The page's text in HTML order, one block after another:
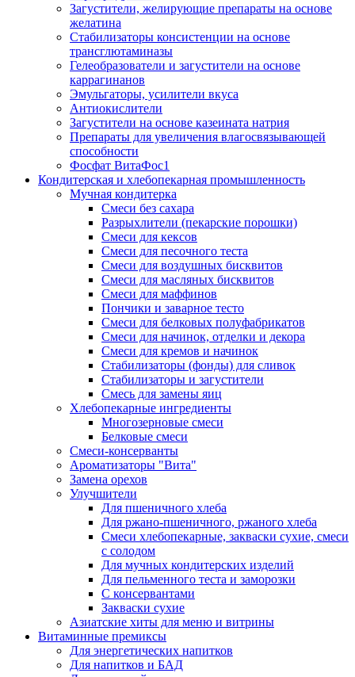
Загустители, желирующие препараты на основе
желатина
Стабилизаторы консистенции на основе
трансглютаминазы
Гелеобразователи и загустители на основе
каррагинанов
Эмульгаторы, усилители вкуса
Антиокислители
Загустители на основе казеината натрия
Препараты для увеличения влагосвязывающей
способности
Фосфат ВитаФос1
Кондитерская и хлебопекарная промышленность
Мучная кондитерка
Смеси без сахара
Разрыхлители (пекарские порошки)
Смеси для кексов
Смеси для песочного теста
Смеси для воздушных бисквитов
Смеси для масляных бисквитов
Смеси для маффинов
Пончики и заварное тесто
Cмеси для белковых полуфабрикатов
Смеси для начинок, отделки и декора
Смеси для кремов и начинок
Стабилизаторы (фонды) для сливок
Стабилизаторы и загустители
Смесь для замены яиц
Хлебопекарные ингредиенты
Многозерновые смеси
Белковые смеси
Смеси-консерванты
Ароматизаторы "Вита"
Замена орехов
Улучшители
Для пшеничного хлеба
Для ржано-пшеничного, ржаного хлеба
Смеси хлебопекарные, закваски сухие, смеси
с солодом
Для мучных кондитерских изделий
Для пельменного теста и заморозки
С консервантами
Закваски сухие
Азиатские хиты для меню и витрины
Витаминные премиксы
Для энергетических напитков
Для напитков и БАД